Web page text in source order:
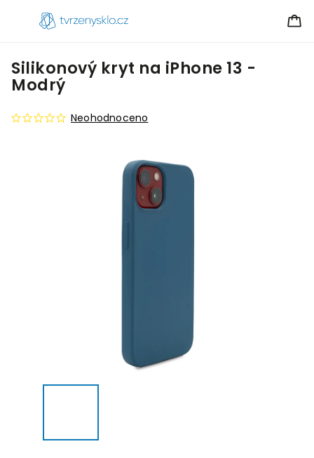
Silikonový kryt na iPhone 13 -
Modrý
Neohodnoceno